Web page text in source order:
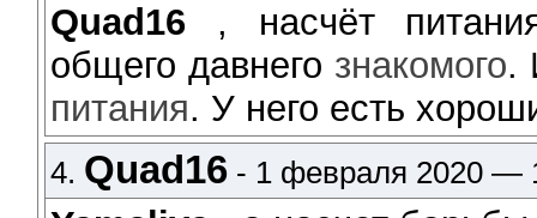
Quad16 , насчёт
общего давнего знакомого.
питания. У него есть
4. Quad16 - 1 февраля 2020 —